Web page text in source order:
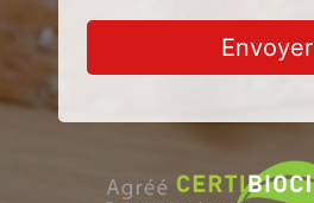
Envoyer